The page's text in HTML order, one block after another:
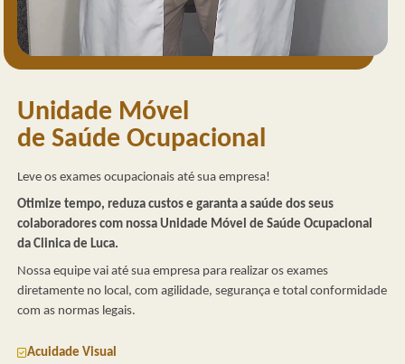
Unidade Móvel
de Saúde Ocupacional
Leve os exames ocupacionais até sua empresa!
Otimize tempo, reduza custos e garanta a saúde dos seus
colaboradores com nossa Unidade Móvel de Saúde Ocupacional
da Clinica de Luca.
Nossa equipe vai até sua empresa para realizar os exames
diretamente no local, com agilidade, segurança e total conformidade
com as normas legais.
Acuidade Visual